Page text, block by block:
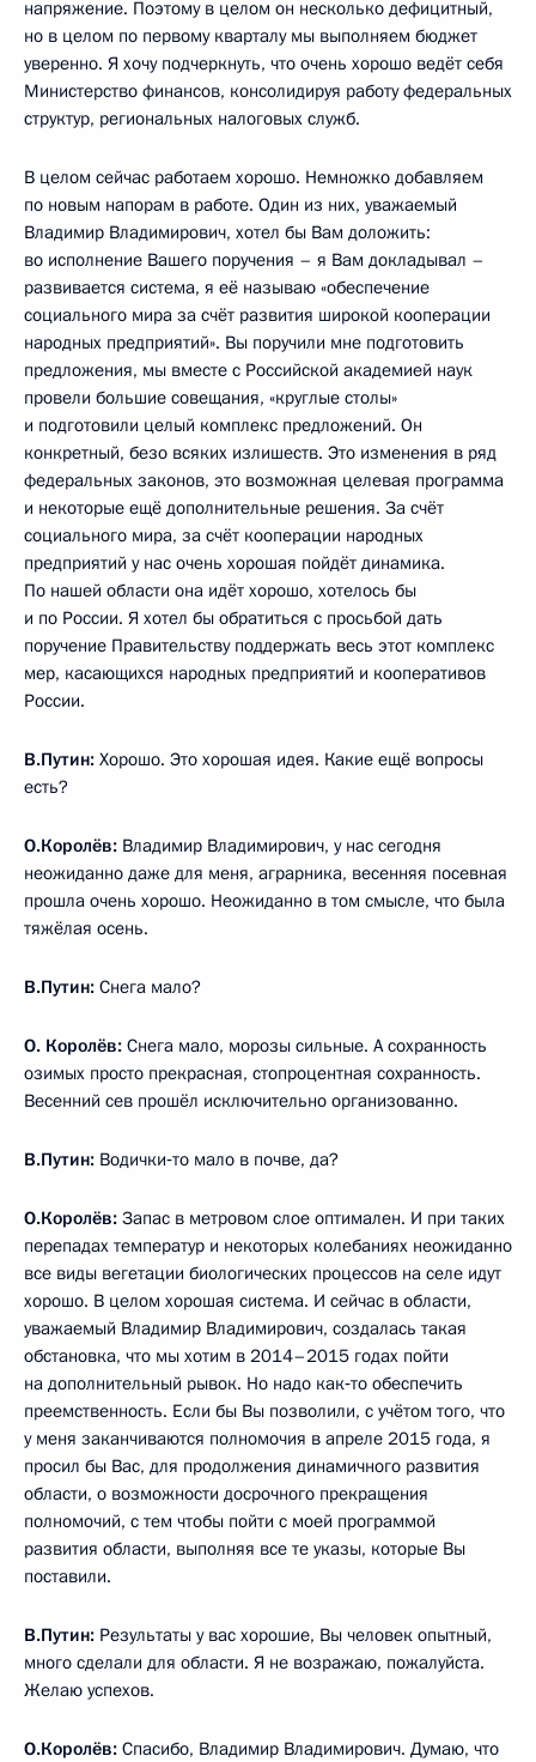
напряжение. Поэтому в целом он несколько дефицитный,
но в целом по первому кварталу мы выполняем бюджет
уверенно. Я хочу подчеркнуть, что очень хорошо ведёт себя
Министерство финансов, консолидируя работу федеральных
структур, региональных налоговых служб.
В целом сейчас работаем хорошо. Немножко добавляем
по новым напорам в работе. Один из них, уважаемый
Владимир Владимирович, хотел бы Вам доложить:
во исполнение Вашего поручения – я Вам докладывал –
развивается система, я её называю «обеспечение
социального мира за счёт развития широкой кооперации
народных предприятий». Вы поручили мне подготовить
предложения, мы вместе с Российской академией наук
провели большие совещания, «круглые столы»
и подготовили целый комплекс предложений. Он
конкретный, безо всяких излишеств. Это изменения в ряд
федеральных законов, это возможная целевая программа
и некоторые ещё дополнительные решения. За счёт
социального мира, за счёт кооперации народных
предприятий у нас очень хорошая пойдёт динамика.
По нашей области она идёт хорошо, хотелось бы
и по России. Я хотел бы обратиться с просьбой дать
поручение Правительству поддержать весь этот комплекс
мер, касающихся народных предприятий и кооперативов
России.
В.Путин: Хорошо. Это хорошая идея. Какие ещё вопросы
есть?
О.Королёв: Владимир Владимирович, у нас сегодня
неожиданно даже для меня, аграрника, весенняя посевная
прошла очень хорошо. Неожиданно в том смысле, что была
тяжёлая осень.
В.Путин: Снега мало?
О. Королёв: Снега мало, морозы сильные. А сохранность
озимых просто прекрасная, стопроцентная сохранность.
Весенний сев прошёл исключительно организованно.
В.Путин: Водички‑то мало в почве, да?
О.Королёв: Запас в метровом слое оптимален. И при таких
перепадах температур и некоторых колебаниях неожиданно
все виды вегетации биологических процессов на селе идут
хорошо. В целом хорошая система. И сейчас в области,
уважаемый Владимир Владимирович, создалась такая
обстановка, что мы хотим в 2014–2015 годах пойти
на дополнительный рывок. Но надо как‑то обеспечить
преемственность. Если бы Вы позволили, с учётом того, что
у меня заканчиваются полномочия в апреле 2015 года, я
просил бы Вас, для продолжения динамичного развития
области, о возможности досрочного прекращения
полномочий, с тем чтобы пойти с моей программой
развития области, выполняя все те указы, которые Вы
поставили.
В.Путин: Результаты у вас хорошие, Вы человек опытный,
много сделали для области. Я не возражаю, пожалуйста.
Желаю успехов.
О.Королёв: Спасибо, Владимир Владимирович. Думаю, что